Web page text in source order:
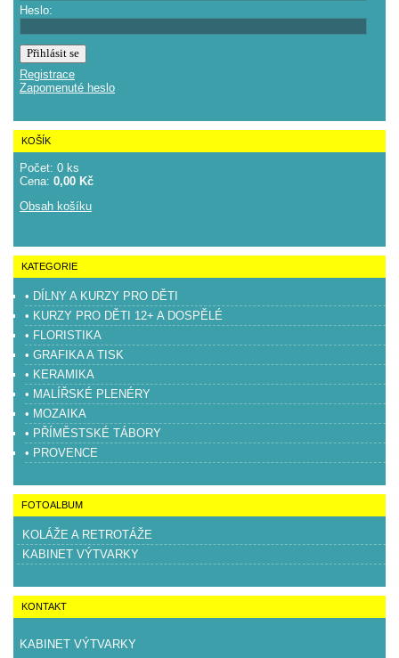
Heslo:
Registrace
Zapomenuté heslo
KOŠÍK
Počet: 0 ks
Cena: 0,00 Kč
Obsah košíku
KATEGORIE
• DÍLNY A KURZY PRO DĚTI
• KURZY PRO DĚTI 12+ A DOSPĚLÉ
• FLORISTIKA
• GRAFIKA A TISK
• KERAMIKA
• MALÍŘSKÉ PLENÉRY
• MOZAIKA
• PŘÍMĚSTSKÉ TÁBORY
• PROVENCE
FOTOALBUM
KOLÁŽE A RETROTÁŽE
KABINET VÝTVARKY
KONTAKT
KABINET VÝTVARKY